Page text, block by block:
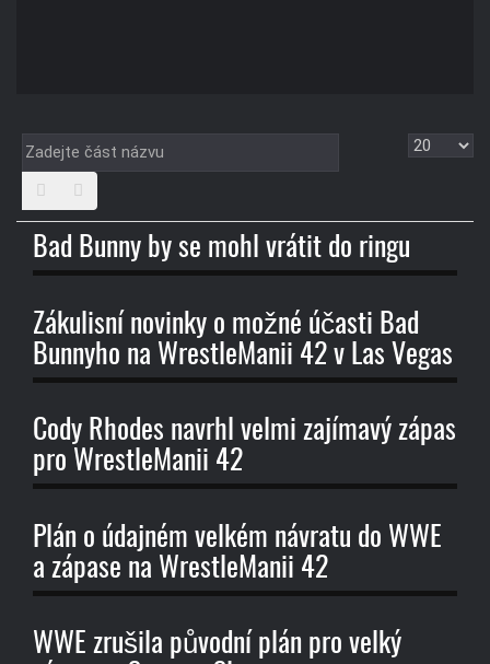
Zadejte
část
Zobrazit
Bad Bunny by se mohl vrátit do ringu
Zákulisní novinky o možné účasti Bad
Bunnyho na WrestleManii 42 v Las Vegas
Cody Rhodes navrhl velmi zajímavý zápas
pro WrestleManii 42
Plán o údajném velkém návratu do WWE
a zápase na WrestleManii 42
WWE zrušila původní plán pro velký